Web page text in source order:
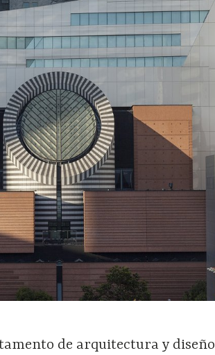
de arquitectura y